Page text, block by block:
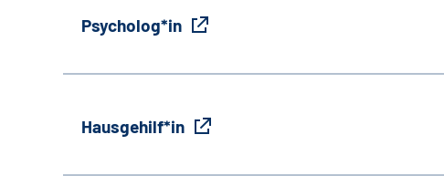
Psycholog*in
Hausgehilf*in